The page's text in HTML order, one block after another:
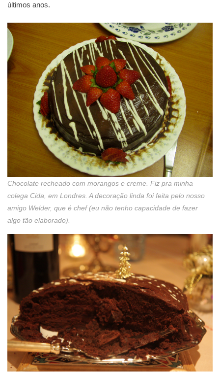
últimos anos.
Chocolate recheado com morangos e creme. Fiz pra minha
colega Cida, em Londres. A decoração linda foi feita pelo nosso
amigo Welder, que é chef (eu não tenho capacidade de fazer
algo tão elaborado).